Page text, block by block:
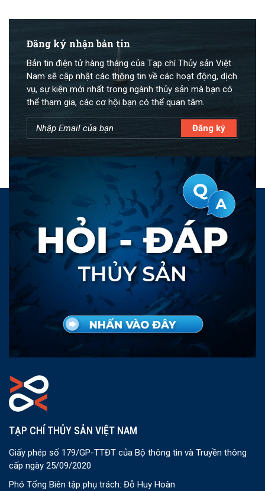
Đăng ký nhận bản tin
Bản tin điện tử hàng tháng của Tạp chí Thủy sản Việt
Nam sẽ cập nhật các thông tin về các hoạt động, dịch
vụ, sự kiện mới nhất trong ngành thủy sản mà bạn có
thể tham gia, các cơ hội bạn có thể quan tâm.
TẠP CHÍ THỦY SẢN VIỆT NAM
Giấy phép số 179/GP-TTĐT của Bộ thông tin và Truyền thông
cấp ngày 25/09/2020
Phó Tổng Biên tập phụ trách: Đỗ Huy Hoàn